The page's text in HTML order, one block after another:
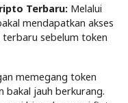
Terbaru: Melalui
mendapatkan akses
sebelum token
memegang token
bakal jauh berkurang.